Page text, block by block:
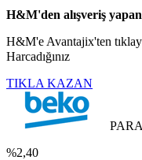
H&M'den alışveriş
H&M'e Avantajix'ten
Harcadığınız
TIKLA KAZAN
%2,40